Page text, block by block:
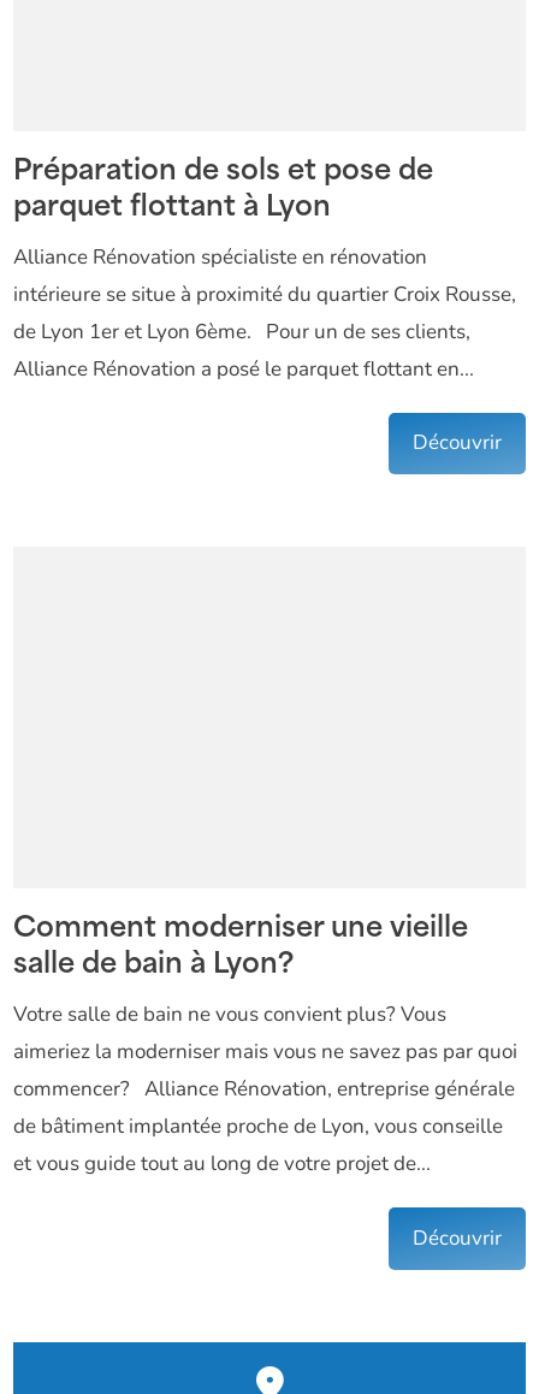
Préparation de sols et pose de
parquet flottant à Lyon
Alliance Rénovation spécialiste en rénovation
intérieure se situe à proximité du quartier Croix Rousse,
de Lyon 1er et Lyon 6ème. Pour un de ses clients,
Alliance Rénovation a posé le parquet flottant en...
Découvrir
Comment moderniser une vieille
salle de bain à Lyon?
Votre salle de bain ne vous convient plus? Vous
aimeriez la moderniser mais vous ne savez pas par quoi
commencer? Alliance Rénovation, entreprise générale
de bâtiment implantée proche de Lyon, vous conseille
et vous guide tout au long de votre projet de...
Découvrir